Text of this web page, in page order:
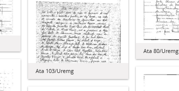
Ata 80/Uremg
Ata 103/Uremg